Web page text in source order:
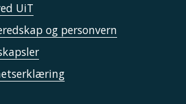
UiT
og personvern